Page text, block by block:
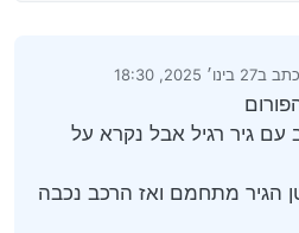
כתב ב27 בינו׳ 2025, 18:30
נערך לאחרונה על ידי
קיה סיד 2019 רכב עם גיר רגיל אבל נקרא על
הגיר מתחמם ואז הרכב נכבה